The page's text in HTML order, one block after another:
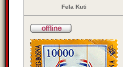
Fela Kuti